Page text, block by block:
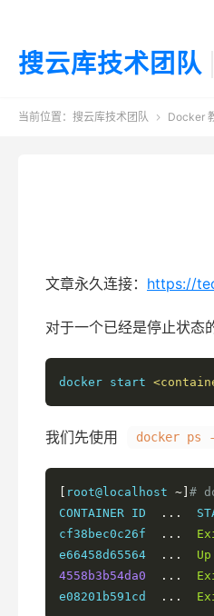
搜云库技术团队
当前位置： 搜云库技术团队  Docker
文章永久连接： https://
对于一个已经是停止状态
docker start
我们先使用 docker ps
root@localhost ~] #
CONTAINER ID
...
cf38bec0c26f
...
e66458d65564
... Up
4558b3b54da0
...
e08201b591cd
...